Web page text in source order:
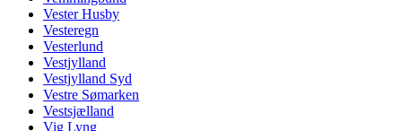
Vester Husby
Vesteregn
Vesterlund
Vestjylland
Vestjylland Syd
Vestre Sømarken
Vestsjælland
Vig Lyng